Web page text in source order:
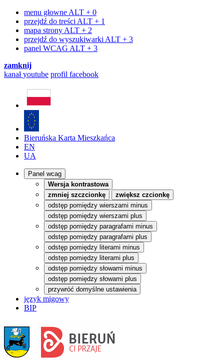
menu głowne ALT + 0
przejdź do treści ALT + 1
mapa strony ALT + 2
przejdź do wyszukiwarki ALT + 3
panel WCAG ALT + 3
zamknij
kanałyoutube profil facebook
Bieruńska Karta Mieszkańca
EN
UA
Panel wcag
Wersja kontrastowa
zmniej szczcionkę
zwiększ czcionkę
odstęp pomiędzy wierszami minus
odstęp pomiędzy wierszami plus
odstęp pomiędzy paragrafami minus
odstęp pomiędzy paragrafami plus
odstęp pomiędzy literami minus
odstęp pomiędzy literami plus
odstęp pomiędzy słowami minus
odstęp pomiędzy słowami plus
przywróć domyślne ustawienia
język migowy
BIP